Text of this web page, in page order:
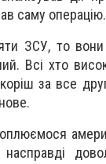
саму операцію.
ЗСУ, то
Всі хто
за все